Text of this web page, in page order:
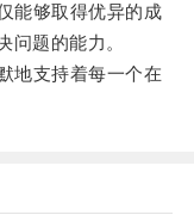
够取得优异的成
问题的能力。
支持着每一个在